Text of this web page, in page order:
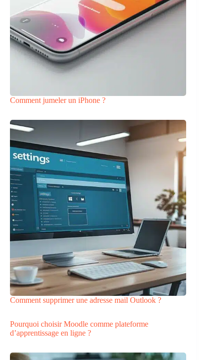
Comment jumeler un iPhone ?
Comment supprimer une adresse mail Outlook ?
Pourquoi choisir Moodle comme plateforme
d’apprentissage en ligne ?